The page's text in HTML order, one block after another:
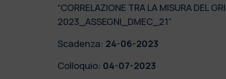
“CORRELAZIONE TRA LA MISURA DEL
2023_ASSEGNI_DMEC_21”
Scadenza: 24-06-2023
Colloquio: 04-07-2023